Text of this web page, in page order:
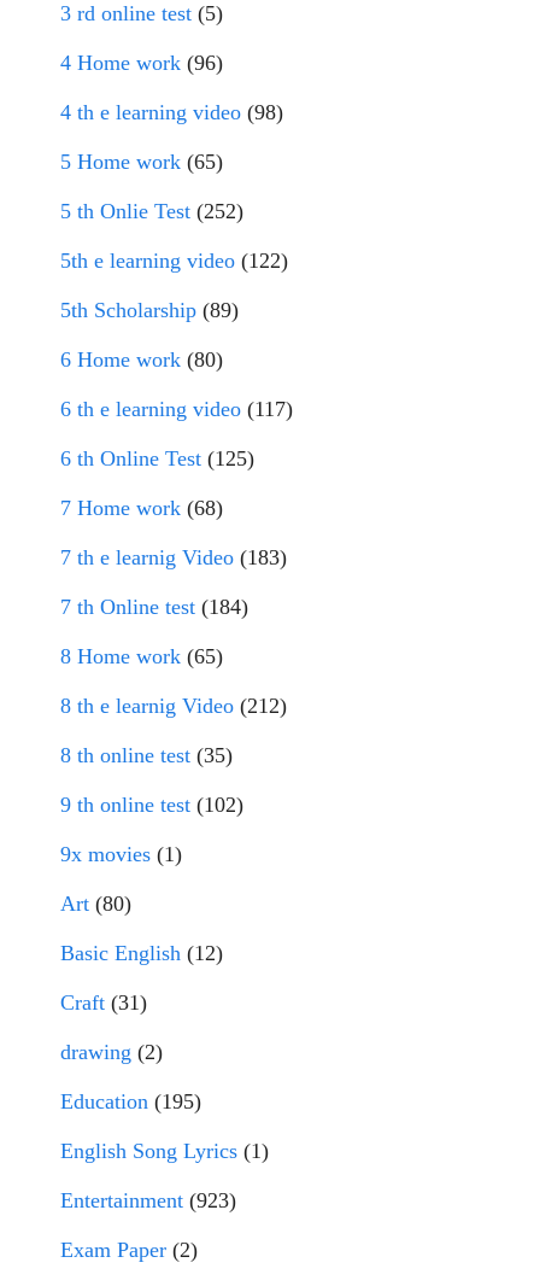
3 rd online test (5)
4 Home work (96)
4 th e learning video (98)
5 Home work (65)
5 th Onlie Test (252)
5th e learning video (122)
5th Scholarship (89)
6 Home work (80)
6 th e learning video (117)
6 th Online Test (125)
7 Home work (68)
7 th e learnig Video (183)
7 th Online test (184)
8 Home work (65)
8 th e learnig Video (212)
8 th online test (35)
9 th online test (102)
9x movies (1)
Art (80)
Basic English (12)
Craft (31)
drawing (2)
Education (195)
English Song Lyrics (1)
Entertainment (923)
Exam Paper (2)